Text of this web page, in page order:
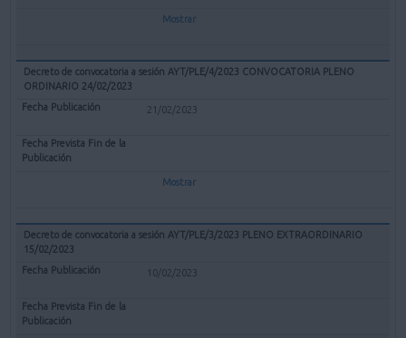
Mostrar
Decreto de convocatoria a sesión AYT/PLE/4/2023 CONVOCATORIA PLENO
ORDINARIO 24/02/2023
21/02/2023
Mostrar
Decreto de convocatoria a sesión AYT/PLE/3/2023 PLENO EXTRAORDINARIO
15/02/2023
10/02/2023